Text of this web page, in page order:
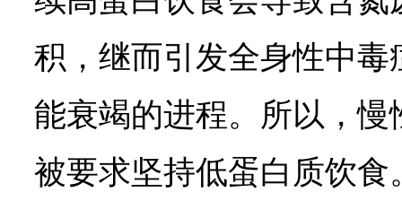
积，继而引发全身性中
能衰竭的进程。所以，
被要求坚持低蛋白质饮食